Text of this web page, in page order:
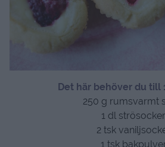
Det här behöver du till
250 g rumsvarmt
1 dl strösocker
2 tsk
1 tsk